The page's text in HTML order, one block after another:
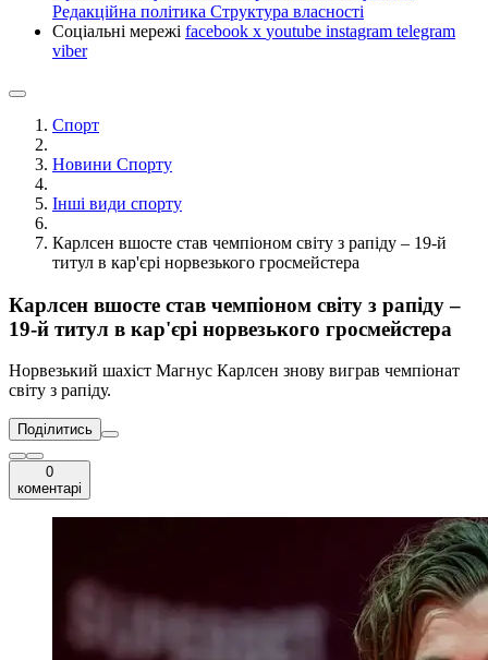
Редакційна політика Структура власності
Соціальні мережі facebook x youtube instagram telegram
viber
Спорт
Новини Спорту
Інші види спорту
Карлсен вшосте став чемпіоном світу з рапіду – 19-й
титул в кар'єрі норвезького гросмейстера
Карлсен вшосте став чемпіоном світу з рапіду –
19-й титул в кар'єрі норвезького гросмейстера
Норвезький шахіст Магнус Карлсен знову виграв чемпіонат
світу з рапіду.
Поділитись
0
коментарі